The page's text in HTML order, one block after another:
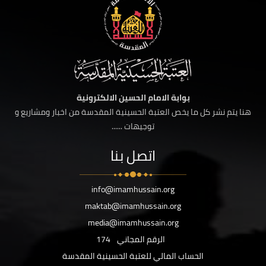
بوابة الامام الحسين الالكترونية
هنا يتم نشر كل ما يخص العتبة الحسينية المقدسة من اخبار ومشاريع و
توجيهات ......
اتصل بنا
info@imamhussain.org
maktab@imamhussain.org
media@imamhussain.org
الرقم المجاني 174
الحساب المالي للعتبة الحسينية المقدسة